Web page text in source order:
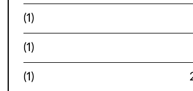
(1)
(1)
(1)